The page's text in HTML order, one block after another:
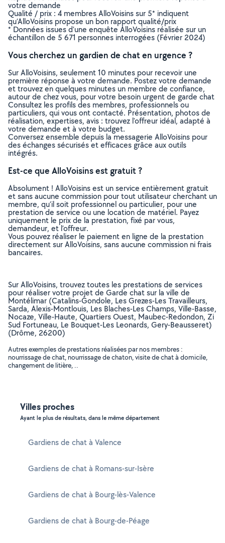
votre demande
Qualité / prix : 4 membres AlloVoisins sur 5* indiquent
qu’AlloVoisins propose un bon rapport qualité/prix
* Données issues d’une enquête AlloVoisins réalisée sur un
échantillon de 5 671 personnes interrogées (Février 2024)
Vous cherchez un gardien de chat en urgence ?
Sur AlloVoisins, seulement 10 minutes pour recevoir une
première réponse à votre demande. Postez votre demande
et trouvez en quelques minutes un membre de confiance,
autour de chez vous, pour votre besoin urgent de garde chat
Consultez les profils des membres, professionnels ou
particuliers, qui vous ont contacté. Présentation, photos de
réalisation, expertises, avis : trouvez l'offreur idéal, adapté à
votre demande et à votre budget.
Conversez ensemble depuis la messagerie AlloVoisins pour
des échanges sécurisés et efficaces grâce aux outils
intégrés.
Est-ce que AlloVoisins est gratuit ?
Absolument ! AlloVoisins est un service entièrement gratuit
et sans aucune commission pour tout utilisateur cherchant un
membre, qu’il soit professionnel ou particulier, pour une
prestation de service ou une location de matériel. Payez
uniquement le prix de la prestation, fixé par vous,
demandeur, et l’offreur.
Vous pouvez réaliser le paiement en ligne de la prestation
directement sur AlloVoisins, sans aucune commission ni frais
bancaires.
Sur AlloVoisins, trouvez toutes les prestations de services
pour réaliser votre projet de Garde chat sur la ville de
Montélimar (Catalins-Gondole, Les Grezes-Les Travailleurs,
Sarda, Alexis-Montlouis, Les Blaches-Les Champs, Ville-Basse,
Nocaze, Ville-Haute, Quartiers Ouest, Maubec-Redondon, Zi
Sud Fortuneau, Le Bouquet-Les Leonards, Gery-Beausseret)
(Drôme, 26200)
Autres exemples de prestations réalisées par nos membres :
nourrissage de chat, nourrissage de chaton, visite de chat à domicile,
changement de litière, ..
Villes proches
Ayant le plus de résultats, dans le même département
Gardiens de chat à Valence
Gardiens de chat à Romans-sur-Isère
Gardiens de chat à Bourg-lès-Valence
Gardiens de chat à Bourg-de-Péage